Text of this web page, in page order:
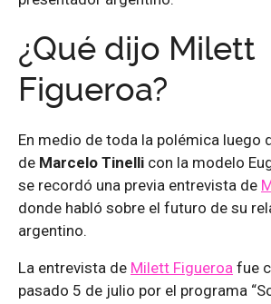
¿Qué dijo Milett
Figueroa?
En medio de toda la polémica luego
de Marcelo Tinelli con la modelo
se recordó una previa entrevista de
donde habló sobre el futuro de su
argentino.
La entrevista de Milett Figueroa fue
pasado 5 de julio por el programa